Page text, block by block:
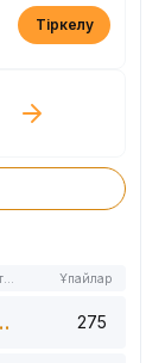
Тіркелу
Ұпайлар
275